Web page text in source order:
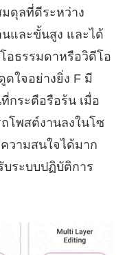
ดุลที่ดีระหว่าง
และขั้นสูง และได้
อธรรมดาหรือวิดีโอ
ดใจอย่างยิ่ง F มี
กระตือรือร้น เมื่อ
โพสต์งานลงในโซ
วามสนใจได้มาก
บระบบปฏิบัติการ